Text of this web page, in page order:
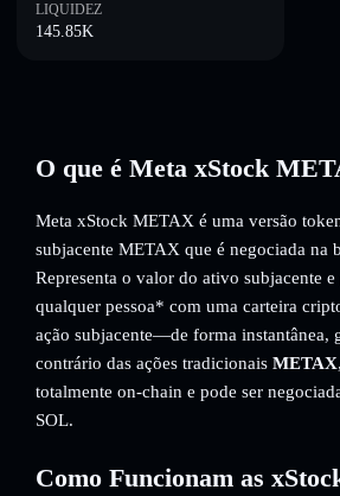
LIQUIDEZ
145.85K
O que é Meta xStock
Meta xStock METAX é uma versão
subjacente METAX que é negociada na
Representa o valor do ativo subjacente e
qualquer pessoa* com uma carteira
ação subjacente—de forma instantânea,
contrário das ações tradicionais METAX,
totalmente on-chain e pode ser
SOL.
Como Funcionam as